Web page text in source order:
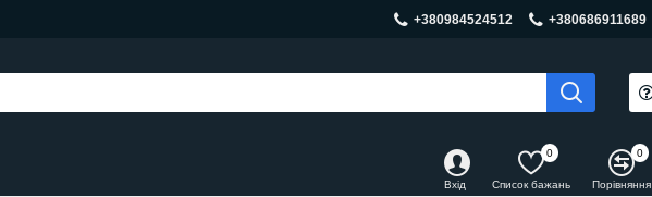
+380984524512 +380686911689
Вхід Список бажань
0
Порівняння
0